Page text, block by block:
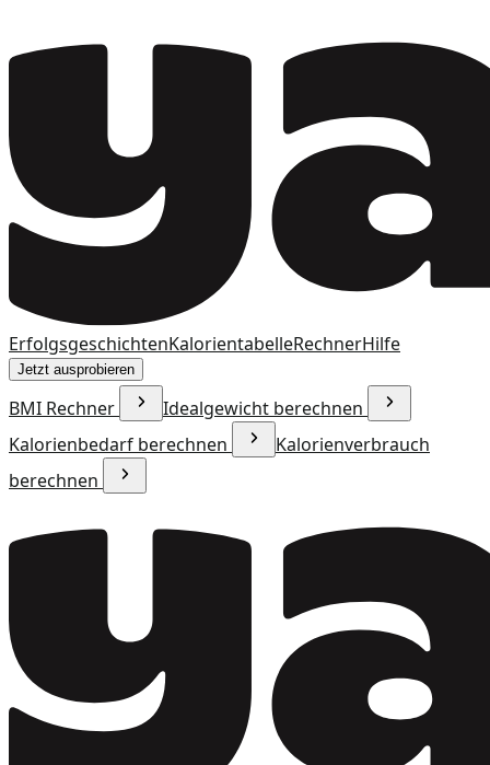
ErfolgsgeschichtenKalorientabelleRechnerHilfe
Jetzt ausprobieren
BMI Rechner
Idealgewicht berechnen
Kalorienbedarf berechnen
Kalorienverbrauch
berechnen